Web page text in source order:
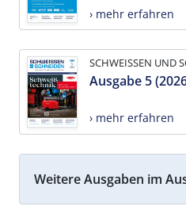
› mehr erfahren
SCHWEISSEN UND
Ausgabe 5
› mehr erfahren
Weitere Ausgaben im